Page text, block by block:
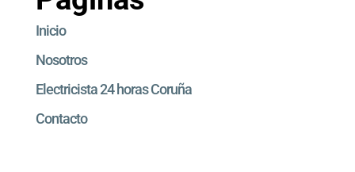
Inicio
Nosotros
Electricista 24 horas Coruña
Contacto